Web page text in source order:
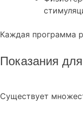
Каждая программа
Показания
Существует